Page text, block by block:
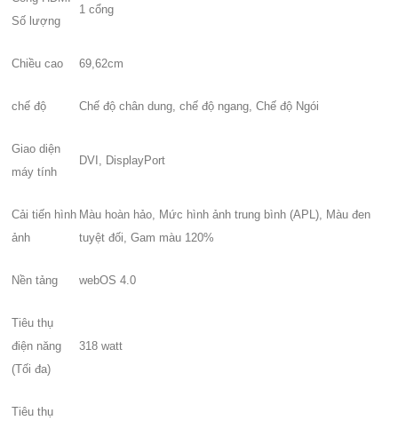
Số lượng
1 cổng
Chiều cao 69,62cm
chế độ Chế độ chân dung, chế độ ngang, Chế độ Ngói
Giao diện
máy tính
DVI, DisplayPort
Cải tiến hình
ảnh
Màu hoàn hảo, Mức hình ảnh trung bình (APL), Màu đen
tuyệt đối, Gam màu 120%
Nền tảng webOS 4.0
Tiêu thụ
điện năng
(Tối đa)
318 watt
Tiêu thụ